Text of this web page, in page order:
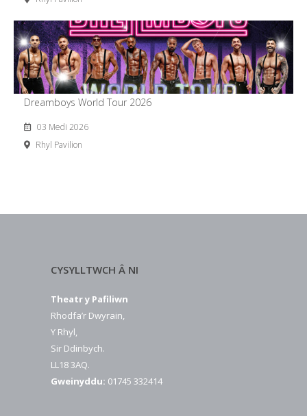
Dreamboys World Tour 2026
03 Medi 2026
Rhyl Pavilion
CYSYLLTWCH Â NI
Theatr y Pafiliwn
Rhodfa’r Dwyrain,
Y Rhyl,
Sir Ddinbych.
LL18 3AQ.
Gweinyddu: 01745 332414